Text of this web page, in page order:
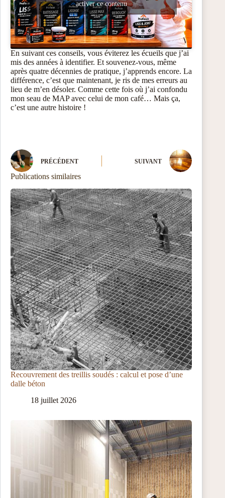
activer ce contenu
En suivant ces conseils, vous éviterez les écueils que j’ai
mis des années à identifier. Et souvenez-vous, même
après quatre décennies de pratique, j’apprends encore. La
différence, c’est que maintenant, je ris de mes erreurs au
lieu de m’en désoler. Comme cette fois où j’ai confondu
mon seau de MAP avec celui de mon café… Mais ça,
c’est une autre histoire !
PRÉCÉDENT SUIVANT
Publications similaires
Recouvrement des treillis soudés : calcul et pose d’une
dalle béton
18 juillet 2026